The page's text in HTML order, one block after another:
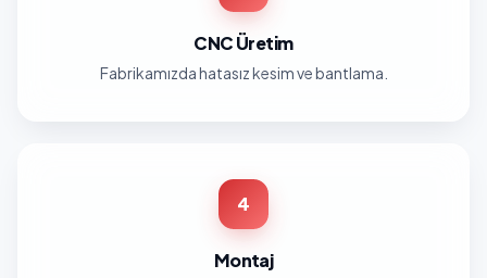
CNC Üretim
Fabrikamızda hatasız kesim ve bantlama.
4
Montaj